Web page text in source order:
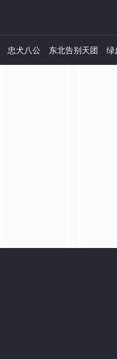
忠犬八公 东北告别天团 绿